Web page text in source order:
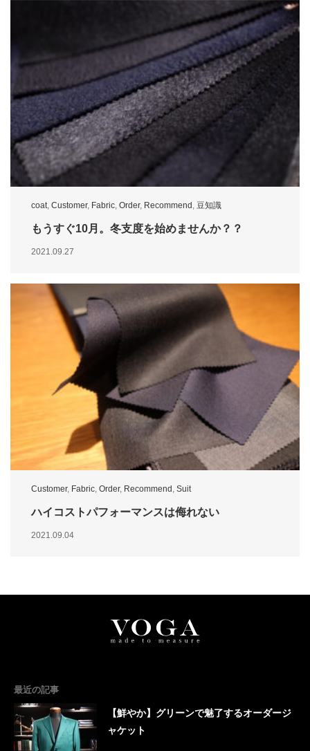
coat, Customer, Fabric, Order, Recommend, 豆知識
もうすぐ10月。冬支度を始めませんか？？
2021.09.27
Customer, Fabric Order, Recommend Suit
ハイコストパフォーマンスは侮れない
2021.09.04
最近の記事
【鮮やか】グリーンで魅了するオーダージ
ャケット